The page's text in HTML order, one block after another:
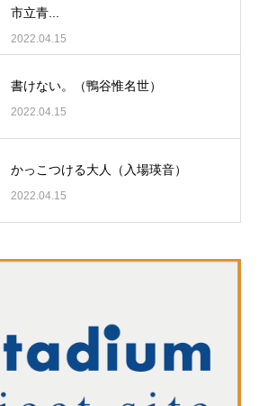
市立青...
2022.04.15
書けない。（鴨谷惟名世）
2022.04.15
かっこつける大人（入場瑛音）
2022.04.15